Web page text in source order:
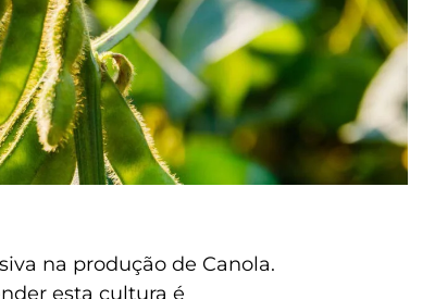
na produção de Canola.
esta cultura é